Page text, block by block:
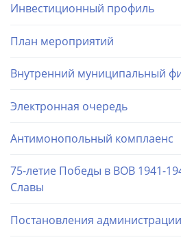
Инвестиционный профиль
План мероприятий
Внутренний муниципальный
Электронная очередь
Антимонопольный комплаенс
75-летие Победы в ВОВ 1941-
Славы
Постановления администрации